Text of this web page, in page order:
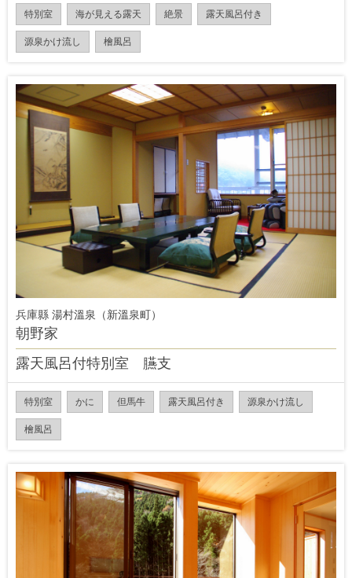
特別室 海が見える露天 絶景 露天風呂付き
源泉かけ流し 檜風呂
兵庫縣 湯村溫泉（新溫泉町）
朝野家
露天風呂付特別室 臙支
特別室 かに 但馬牛 露天風呂付き 源泉かけ流し
檜風呂